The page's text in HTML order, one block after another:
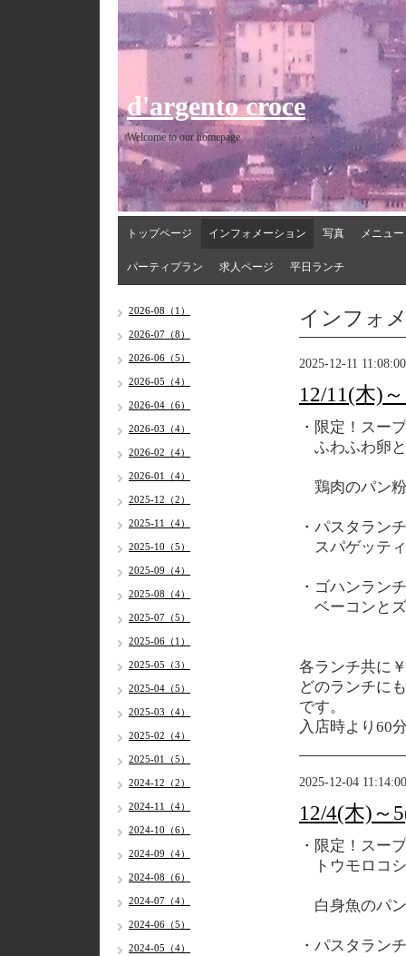
d'argento croce
Welcome to our homepage
トップページ インフォメーション 写真 メニュー
パーティプラン 求人ページ 平日ランチ
インフォ
2025-12-11 11:08:00
12/11(木)
・限定！スー
ふわふわ卵
鶏肉のパン
・パスタランチ
スパゲッテ
・ゴハンランチ
ベーコンと
各ランチ共に
どのランチに
です。
入店時より60
2025-12-04 11:14:00
12/4(木)～
・限定！スー
トウモロコ
白身魚のパ
・パスタランチ
2026-08（1）
2026-07（8）
2026-06（5）
2026-05（4）
2026-04（6）
2026-03（4）
2026-02（4）
2026-01（4）
2025-12（2）
2025-11（4）
2025-10（5）
2025-09（4）
2025-08（4）
2025-07（5）
2025-06（1）
2025-05（3）
2025-04（5）
2025-03（4）
2025-02（4）
2025-01（5）
2024-12（2）
2024-11（4）
2024-10（6）
2024-09（4）
2024-08（6）
2024-07（4）
2024-06（5）
2024-05（4）